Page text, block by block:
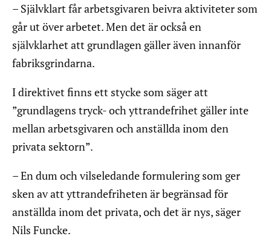
– Självklart får arbetsgivaren beivra aktiviteter som
går ut över arbetet. Men det är också en
självklarhet att grundlagen gäller även innanför
fabriksgrindarna.
I direktivet finns ett stycke som säger att
”grundlagens tryck- och yttrandefrihet gäller inte
mellan arbetsgivaren och anställda inom den
privata sektorn”.
– En dum och vilseledande formulering som ger
sken av att yttrandefriheten är begränsad för
anställda inom det privata, och det är nys, säger
Nils Funcke.